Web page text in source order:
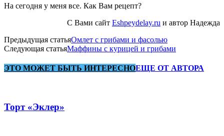
На сегодня у меня все. Как Вам рецепт?
С Вами сайт Eshpeydelay.ru и автор Надежда
Предыдущая статьяОмлет с грибами и фасолью
Следующая статьяМаффины с курицей и грибами
ЭТО МОЖЕТ БЫТЬ ИНТЕРЕСНОЕЩЕ ОТ АВТОРА
Торт «Эклер»